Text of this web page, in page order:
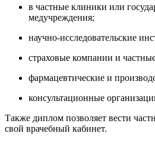
в частные клиники или
медучреждения;
научно-исследовательские
страховые компании и
фармацевтические и
консультационные
Также диплом позволяет вести
свой врачебный кабинет.